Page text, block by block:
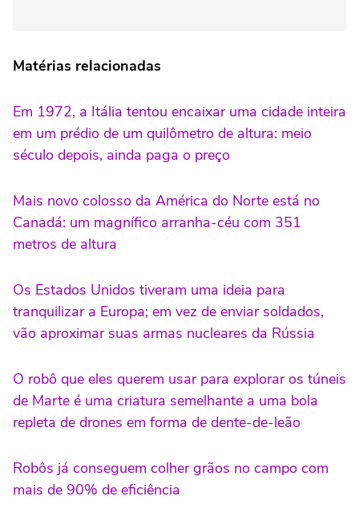
Matérias relacionadas
Em 1972, a Itália tentou encaixar uma cidade inteira
em um prédio de um quilômetro de altura: meio
século depois, ainda paga o preço
Mais novo colosso da América do Norte está no
Canadá: um magnífico arranha-céu com 351
metros de altura
Os Estados Unidos tiveram uma ideia para
tranquilizar a Europa; em vez de enviar soldados,
vão aproximar suas armas nucleares da Rússia
O robô que eles querem usar para explorar os túneis
de Marte é uma criatura semelhante a uma bola
repleta de drones em forma de dente-de-leão
Robôs já conseguem colher grãos no campo com
mais de 90% de eficiência